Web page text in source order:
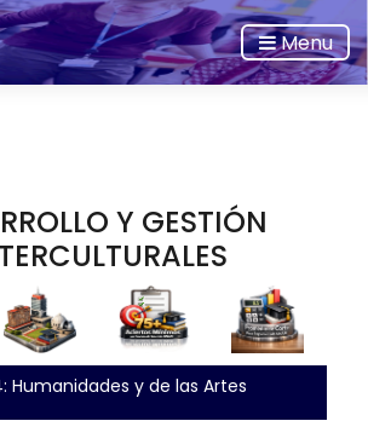
Menu
Y GESTIÓN
Humanidades y de las Artes